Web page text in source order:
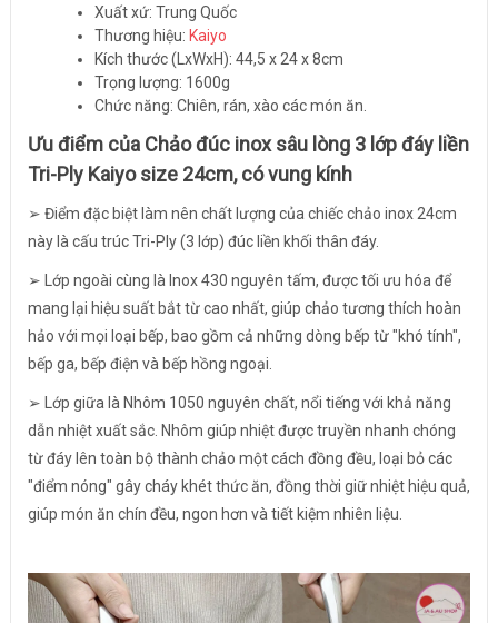
Xuất xứ: Trung Quốc
Thương hiệu: Kaiyo
Kích thước (LxWxH): 44,5 x 24 x 8cm
Trọng lượng: 1600g
Chức năng: Chiên, rán, xào các món ăn.
Ưu điểm của Chảo đúc inox sâu lòng 3 lớp đáy liền
Tri-Ply Kaiyo size 24cm, có vung kính
➢ Điểm đặc biệt làm nên chất lượng của chiếc chảo inox 24cm
này là cấu trúc Tri-Ply (3 lớp) đúc liền khối thân đáy.
➢ Lớp ngoài cùng là Inox 430 nguyên tấm, được tối ưu hóa để
mang lại hiệu suất bắt từ cao nhất, giúp chảo tương thích hoàn
hảo với mọi loại bếp, bao gồm cả những dòng bếp từ "khó tính",
bếp ga, bếp điện và bếp hồng ngoại.
➢ Lớp giữa là Nhôm 1050 nguyên chất, nổi tiếng với khả năng
dẫn nhiệt xuất sắc. Nhôm giúp nhiệt được truyền nhanh chóng
từ đáy lên toàn bộ thành chảo một cách đồng đều, loại bỏ các
"điểm nóng" gây cháy khét thức ăn, đồng thời giữ nhiệt hiệu quả,
giúp món ăn chín đều, ngon hơn và tiết kiệm nhiên liệu.